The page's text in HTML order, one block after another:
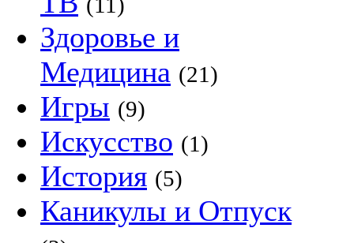
Здоровье и
Медицина (21)
Игры (9)
Искусство (1)
История (5)
Каникулы и Отпуск